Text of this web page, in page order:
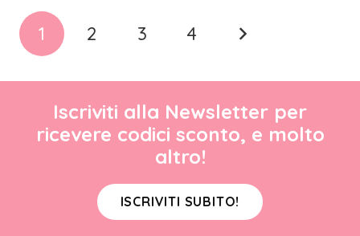
1 2 3 4
Iscriviti alla Newsletter per
ricevere codici sconto, e molto
altro!
ISCRIVITI SUBITO!